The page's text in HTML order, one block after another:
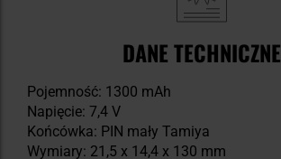
DANE TECHNICZNE
Pojemność: 1300 mAh
Napięcie: 7,4 V
Końcówka: PIN mały Tamiya
Wymiary: 21,5 x 14,4 x 130 mm